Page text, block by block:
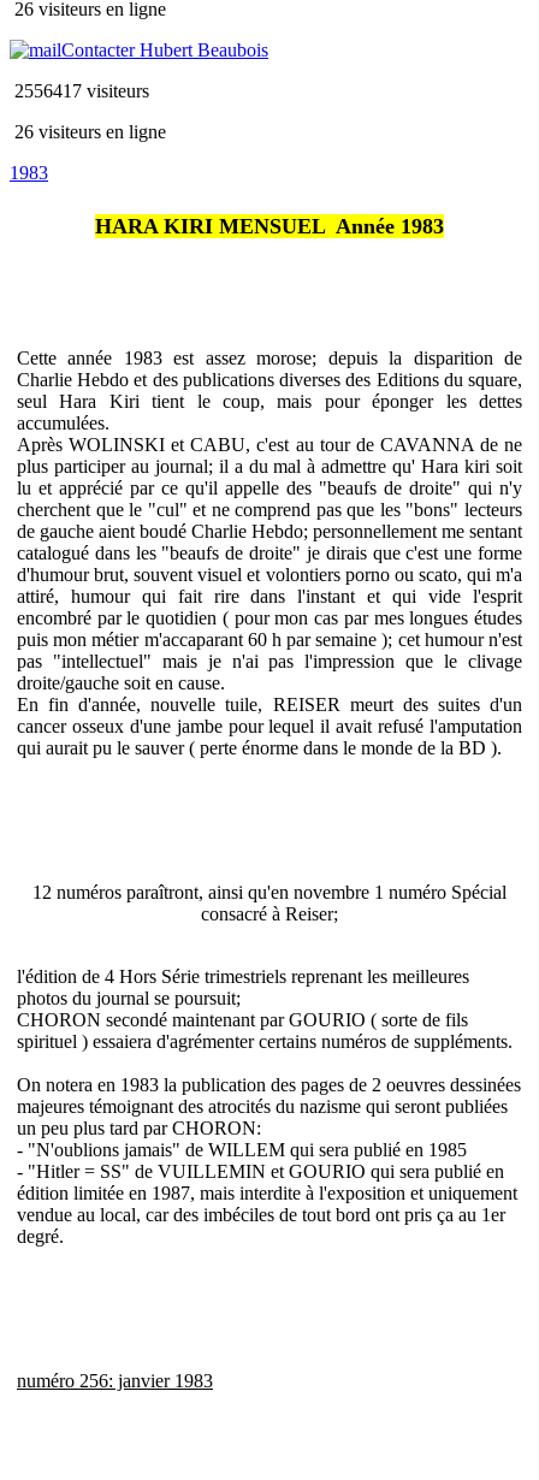
26 visiteurs en ligne
Contacter Hubert Beaubois
2556417 visiteurs
26 visiteurs en ligne
1983
HARA KIRI MENSUEL  Année 1983
Cette année 1983 est assez morose; depuis la disparition de
Charlie Hebdo et des publications diverses des Editions du square,
seul Hara Kiri tient le coup, mais pour éponger les dettes
accumulées.
Après WOLINSKI et CABU, c'est au tour de CAVANNA de ne
plus participer au journal; il a du mal à admettre qu' Hara kiri soit
lu et apprécié par ce qu'il appelle des "beaufs de droite" qui n'y
cherchent que le "cul" et ne comprend pas que les "bons" lecteurs
de gauche aient boudé Charlie Hebdo; personnellement me sentant
catalogué dans les "beaufs de droite" je dirais que c'est une forme
d'humour brut, souvent visuel et volontiers porno ou scato, qui m'a
attiré, humour qui fait rire dans l'instant et qui vide l'esprit
encombré par le quotidien ( pour mon cas par mes longues études
puis mon métier m'accaparant 60 h par semaine ); cet humour n'est
pas "intellectuel" mais je n'ai pas l'impression que le clivage
droite/gauche soit en cause.
En fin d'année, nouvelle tuile, REISER meurt des suites d'un
cancer osseux d'une jambe pour lequel il avait refusé l'amputation
qui aurait pu le sauver ( perte énorme dans le monde de la BD ).
12 numéros paraîtront, ainsi qu'en novembre 1 numéro Spécial
consacré à Reiser;
l'édition de 4 Hors Série trimestriels reprenant les meilleures
photos du journal se poursuit;
CHORON secondé maintenant par GOURIO ( sorte de fils
spirituel ) essaiera d'agrémenter certains numéros de suppléments.
On notera en 1983 la publication des pages de 2 oeuvres dessinées
majeures témoignant des atrocités du nazisme qui seront publiées
un peu plus tard par CHORON:
- "N'oublions jamais" de WILLEM qui sera publié en 1985
- "Hitler = SS" de VUILLEMIN et GOURIO qui sera publié en
édition limitée en 1987, mais interdite à l'exposition et uniquement
vendue au local, car des imbéciles de tout bord ont pris ça au 1er
degré.
numéro 256: janvier 1983